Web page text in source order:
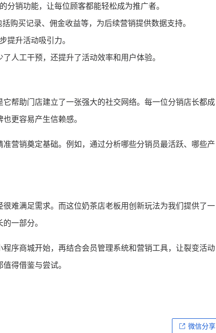
分销功能，让每位顾客都能轻松成为推广者。
购买记录、佣金收益等，为后续营销提供数据支持。
提升活动吸引力。
人工干预，还提升了活动效率和用户体验。
帮助门店建立了一张强大的社交网络。每一位分销店长都成
更容易产生信赖感。
营销奠定基础。例如，通过分析哪些分销员最活跃、哪些产
难满足需求。而这位奶茶店老板用创新玩法为我们提供了一
一部分。
序商城开始，再结合会员管理系统和营销工具，让裂变活动
得借鉴与尝试。
微信分享